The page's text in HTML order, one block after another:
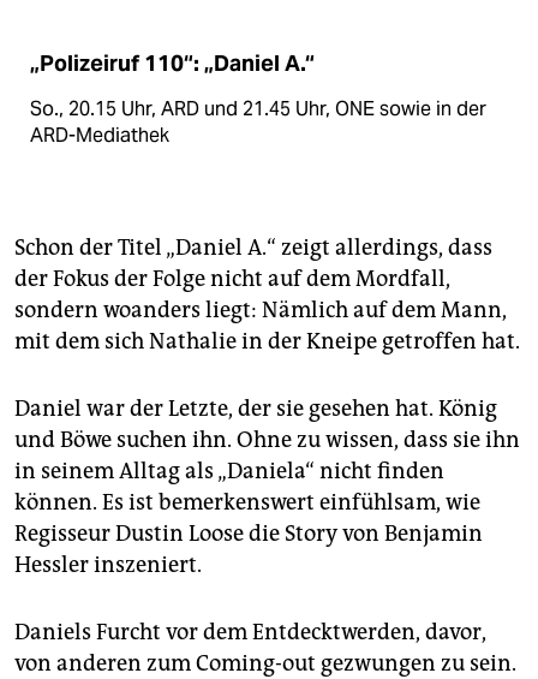
„Polizeiruf 110“: „Daniel A.“
So., 20.15 Uhr, ARD und 21.45 Uhr, ONE sowie in der
ARD-Mediathek
Schon der Titel „Daniel A.“ zeigt allerdings, dass
der Fokus der Folge nicht auf dem Mordfall,
sondern woanders liegt: Nämlich auf dem Mann,
mit dem sich Nathalie in der Kneipe getroffen hat.
Daniel war der Letzte, der sie gesehen hat. König
und Böwe suchen ihn. Ohne zu wissen, dass sie ihn
in seinem Alltag als „Daniela“ nicht finden
können. Es ist bemerkenswert einfühlsam, wie
Regisseur Dustin Loose die Story von Benjamin
Hessler inszeniert.
Daniels Furcht vor dem Entdecktwerden, davor,
von anderen zum Coming-out gezwungen zu sein.